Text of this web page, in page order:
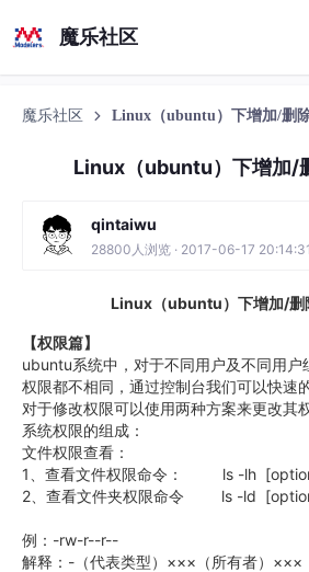
魔乐社区
魔乐社区 Linux（ubuntu）下增加/删
Linux（ubuntu）下增加/
qintaiwu
28800人浏览 · 2017-06-17 20:14:31
Linux（ubuntu）下增加/删
【权限篇】
ubuntu系统中，对于不同用户及不同用户
权限都不相同，通过控制台我们可以快速
对于修改权限可以使用两种方案来更改其
系统权限的组成：
文件权限查看：
1、查看文件权限命令： ls -lh
2、查看文件夹权限命令 ls -ld
例：-rw-r--r--
解释：-（代表类型）×××（所有者）×××